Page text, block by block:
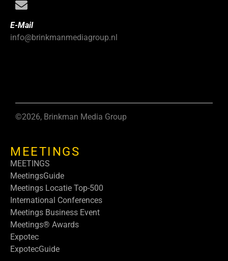
E-Mail
info@brinkmanmediagroup.nl
©2026, Brinkman Media Group
MEETINGS
MEETINGS
MeetingsGuide
Meetings Locatie Top-500
International Conferences
Meetings Business Event
Meetings® Awards
Expotec
ExpotecGuide